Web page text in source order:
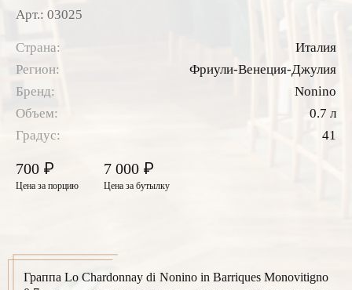
Арт.: 03025
Страна:
Италия
Регион:
Фриули-Венеция-Джулия
Бренд:
Nonino
Объем:
0.7 л
Градус:
41
700 ₽
Цена за порцию
7 000 ₽
Цена за бутылку
Граппа Lo Chardonnay di Nonino in Barriques Monovitigno